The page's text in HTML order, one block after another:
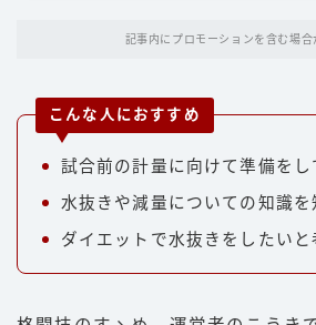
ディフェンス
グラップリング
朝倉未来
井上尚弥
記事内にプロモーションを含む場合
こんな人におすすめ
試合前の計量に向けて準備をし
水抜きや減量についての知識を
ダイエットで水抜きをしたいと